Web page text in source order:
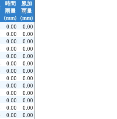
時間
雨量
(mm)
累加
雨量
(mm)
0.00
0.00
0.00
0.00
0.00
0.00
0.00
0.00
0.00
0.00
0.00
0.00
0.00
0.00
0.00
0.00
0.00
0.00
0.00
0.00
0.00
0.00
0.00
0.00
0.00
0.00